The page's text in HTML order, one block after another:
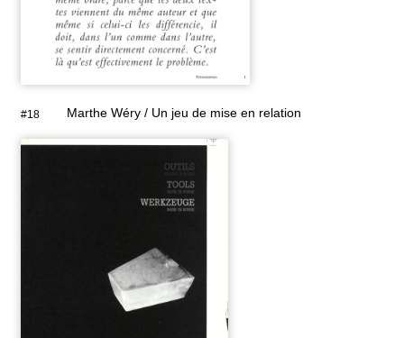
#18 Marthe Wéry / Un jeu de mise en relation